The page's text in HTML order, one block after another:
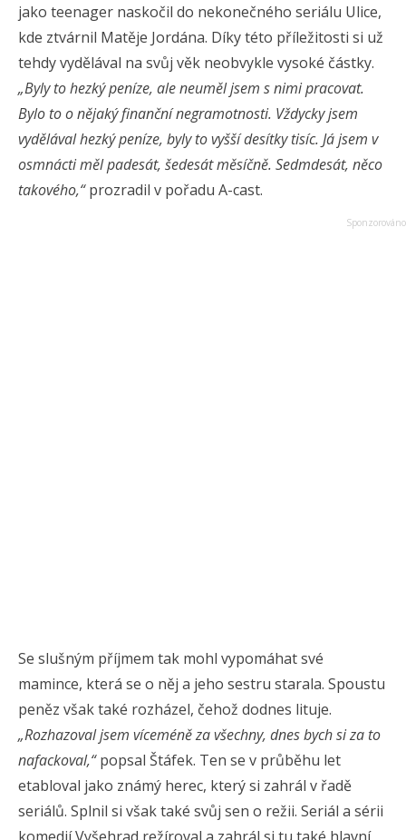
jako teenager naskočil do nekonečného seriálu Ulice,
kde ztvárnil Matěje Jordána. Díky této příležitosti si už
tehdy vydělával na svůj věk neobvykle vysoké částky.
„Byly to hezký peníze, ale neuměl jsem s nimi pracovat.
Bylo to o nějaký finanční negramotnosti. Vždycky jsem
vydělával hezký peníze, byly to vyšší desítky tisíc. Já jsem v
osmnácti měl padesát, šedesát měsíčně. Sedmdesát, něco
takového,“prozradil v pořadu A-cast.
Se slušným příjmem tak mohl vypomáhat své
mamince, která se o něj a jeho sestru starala. Spoustu
peněz však také rozházel, čehož dodnes lituje.
„Rozhazoval jsem víceméně za všechny, dnes bych si za to
nafackoval,“popsal Štáfek. Ten se v průběhu let
etabloval jako známý herec, který si zahrál v řadě
seriálů. Splnil si však také svůj sen o režii. Seriál a sérii
komedií Vyšehrad režíroval a zahrál si tu také hlavní